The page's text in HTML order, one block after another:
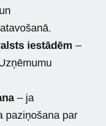
iestādēm –
– ja
paziņošana par